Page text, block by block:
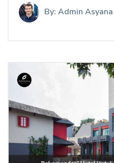
By: Admin Asyana